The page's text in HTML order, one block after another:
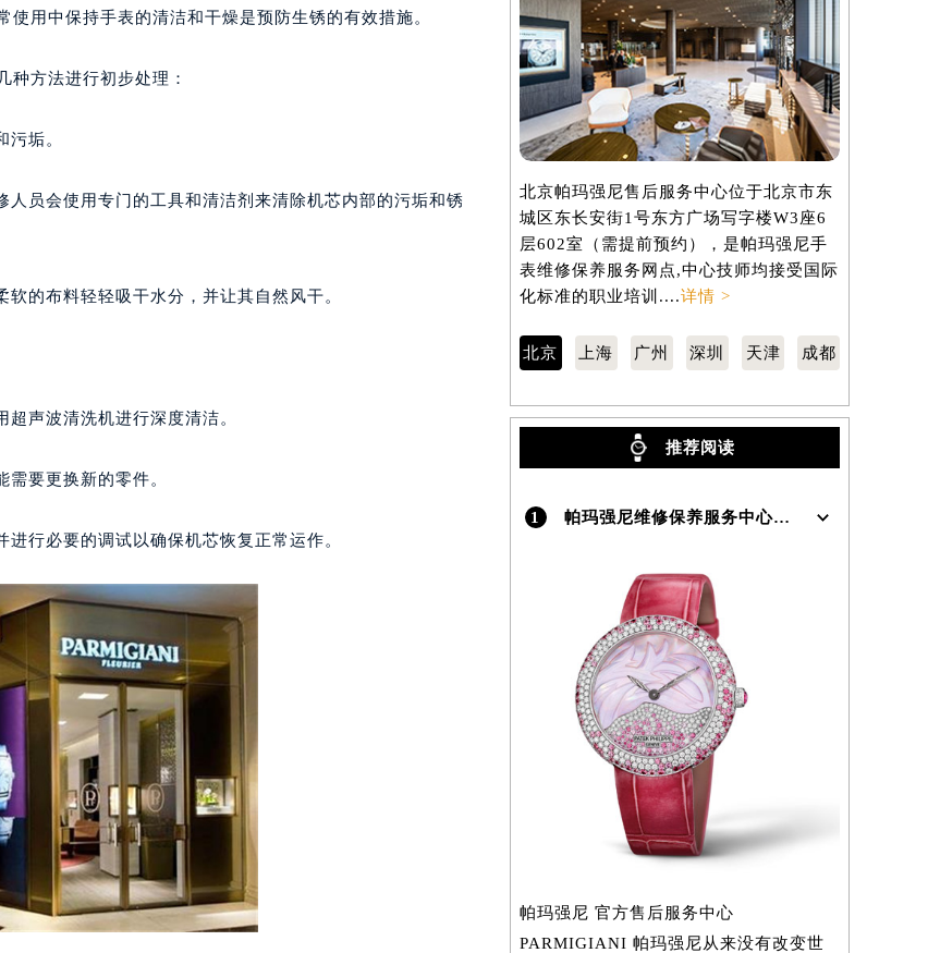
大厦南塔写字楼15层07室（需提前预约）
1座30层05室（需提前预约）
03室（需提前预约）
字楼9层902室（需提前预约）
（品牌授权店）3层整层（需提前预约）
（品牌授权店）1层整层（需提前预约）
室（需提前预约）
（需提前预约）
写字楼9层907室（需提前预约）
1603室（需提前预约）
楼C座22层08室（需提前预约）
层09室（需提前预约）
室（需提前预约）
12楼03室（需提前预约）
楼A座7楼709室（需提前预约）
需提前预约）
室（需提前预约）
进大厦)18层09室（需提前预约）
中心14楼14D（需提前预约）
楼10层06室（需提前预约）
B座13层07室（需提前预约）
用中保持手表的清洁和干燥是预防生锈的有效措施。
种方法进行初步处理：
垢。
员会使用专门的工具和清洁剂来清除机芯内部的污垢和锈
的布料轻轻吸干水分，并让其自然风干。
声波清洗机进行深度清洁。
要更换新的零件。
行必要的调试以确保机芯恢复正常运作。
北京帕玛强尼售后服务中心位于北京市东
城区东长安街1号东方广场写字楼W3座6
层602室（需提前预约），是帕玛强尼手
表维修保养服务网点,中心技师均接受国际
化标准的职业培训....详情 >
北京 上海 广州 深圳 天津 成都
推荐阅读
1 帕玛强尼维修保养服务中心介绍 | Parmigiani
帕玛强尼 官方售后服务中心
PARMIGIANI 帕玛强尼从来没有改变世